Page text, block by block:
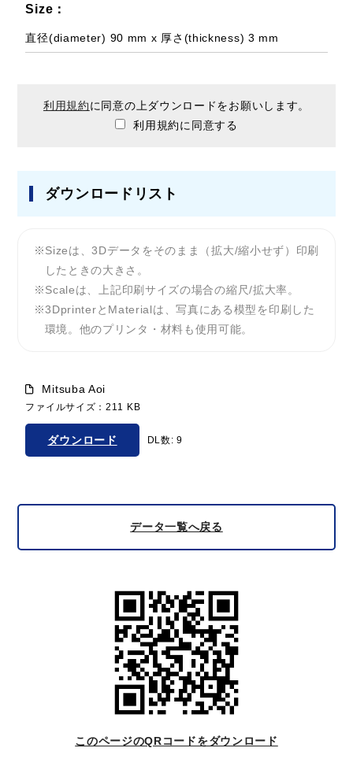
Size：
直径(diameter) 90 mm x 厚さ(thickness) 3 mm
利用規約に同意の上ダウンロードをお願いします。
利用規約に同意する
ダウンロードリスト
Sizeは、3Dデータをそのまま（拡大/縮小せず）印刷
したときの大きさ。
Scaleは、上記印刷サイズの場合の縮尺/拡大率。
3DprinterとMaterialは、写真にある模型を印刷した
環境。他のプリンタ・材料も使用可能。
Mitsuba Aoi
ファイルサイズ：211 KB
ダウンロード DL数: 9
データ一覧へ戻る
このページのQRコードをダウンロード